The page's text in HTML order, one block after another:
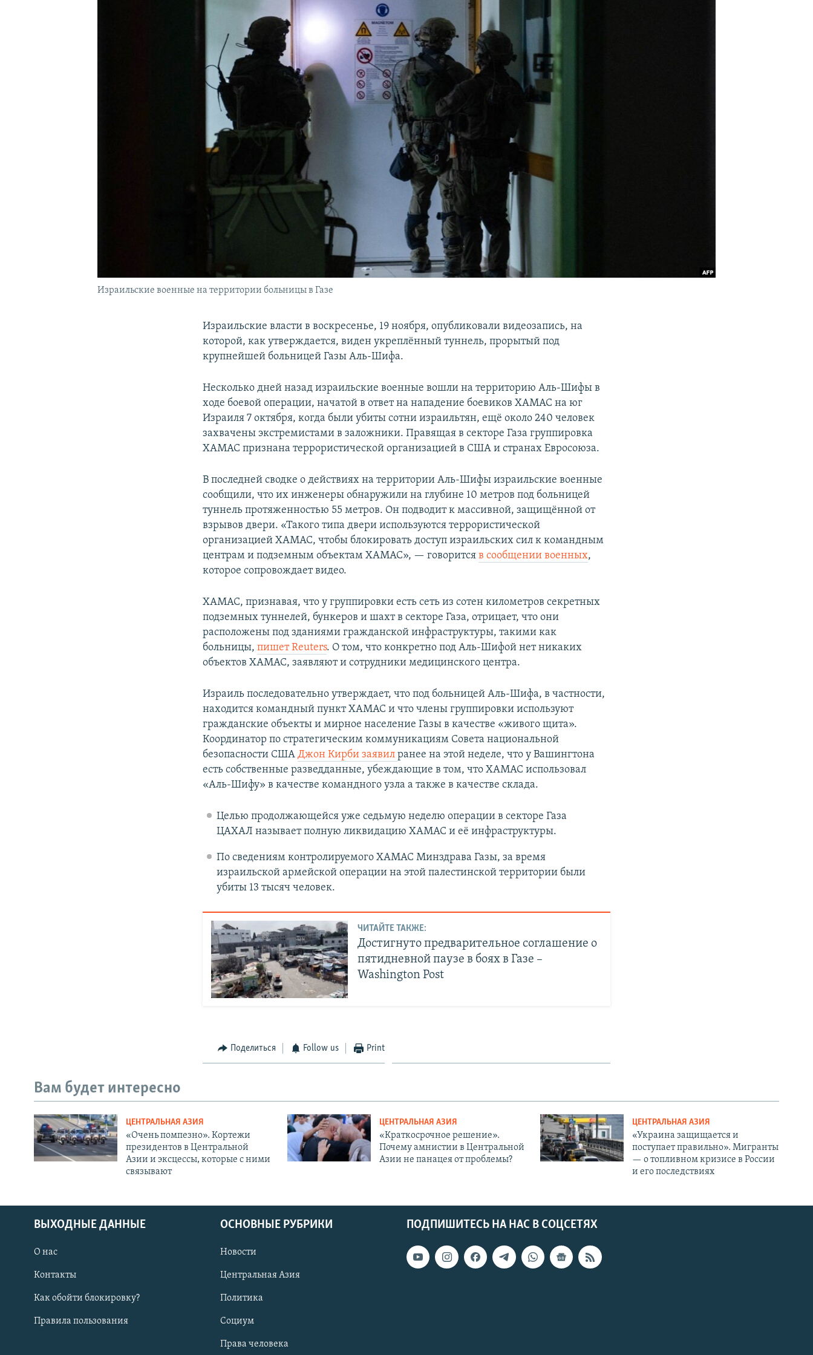
Израильские военные на территории больницы в Газе
Израильские власти в воскресенье, 19 ноября, опубликовали видеозапись, на
которой, как утверждается, виден укреплённый туннель, прорытый под
крупнейшей больницей Газы Аль-Шифа.
Несколько дней назад израильские военные вошли на территорию Аль-Шифы в
ходе боевой операции, начатой в ответ на нападение боевиков ХАМАС на юг
Израиля 7 октября, когда были убиты сотни израильтян, ещё около 240 человек
захвачены экстремистами в заложники. Правящая в секторе Газа группировка
ХАМАС признана террористической организацией в США и странах Евросоюза.
В последней сводке о действиях на территории Аль-Шифы израильские военные
сообщили, что их инженеры обнаружили на глубине 10 метров под больницей
туннель протяженностью 55 метров. Он подводит к массивной, защищённой от
взрывов двери. «Такого типа двери используются террористической
организацией ХАМАС, чтобы блокировать доступ израильских сил к командным
центрам и подземным объектам ХАМАС», — говоритсяв сообщении военных,
которое сопровождает видео.
ХАМАС, признавая, что у группировки есть сеть из сотен километров секретных
подземных туннелей, бункеров и шахт в секторе Газа, отрицает, что они
расположены под зданиями гражданской инфраструктуры, такими как
больницы,пишет Reuters. О том, что конкретно под Аль-Шифой нет никаких
объектов ХАМАС, заявляют и сотрудники медицинского центра.
Израиль последовательно утверждает, что под больницей Аль-Шифа, в частности,
находится командный пункт ХАМАС и что члены группировки используют
гражданские объекты и мирное население Газы в качестве «живого щита».
Координатор по стратегическим коммуникациям Совета национальной
безопасности СШАДжон Кирби заявилранее на этой неделе, что у Вашингтона
есть собственные разведданные, убеждающие в том, что ХАМАС использовал
«Аль-Шифу» в качестве командного узла а также в качестве склада.
Целью продолжающейся уже седьмую неделю операции в секторе Газа
ЦАХАЛ называет полную ликвидацию ХАМАС и её инфраструктуры.
По сведениям контролируемого ХАМАС Минздрава Газы, за время
израильской армейской операции на этой палестинской территории были
убиты 13 тысяч человек.
ЧИТАЙТЕ ТАКЖЕ:
Достигнуто предварительное соглашение о
пятидневной паузе в боях в Газе –
Washington Post
Поделиться Follow us Print
Вам будет интересно
ЦЕНТРАЛЬНАЯ АЗИЯ
«Очень помпезно». Кортежи
президентов в Центральной
Азии и эксцессы, которые с ними
связывают
ЦЕНТРАЛЬНАЯ АЗИЯ
«Краткосрочное решение».
Почему амнистии в Центральной
Азии не панацея от проблемы?
ЦЕНТРАЛЬНАЯ АЗИЯ
«Украина защищается и
поступает правильно». Мигранты
— о топливном кризисе в России
и его последствиях
ПОДПИШИТЕСЬ НА НАС В СОЦСЕТЯХ
ВЫХОДНЫЕ ДАННЫЕ
О нас
Контакты
Как обойти блокировку?
Правила пользования
ОСНОВНЫЕ РУБРИКИ
Новости
Центральная Азия
Политика
Социум
Права человека